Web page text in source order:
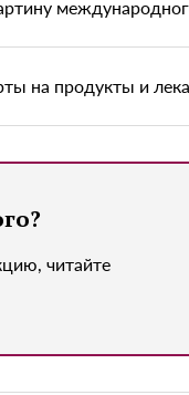
на продукты и
читайте